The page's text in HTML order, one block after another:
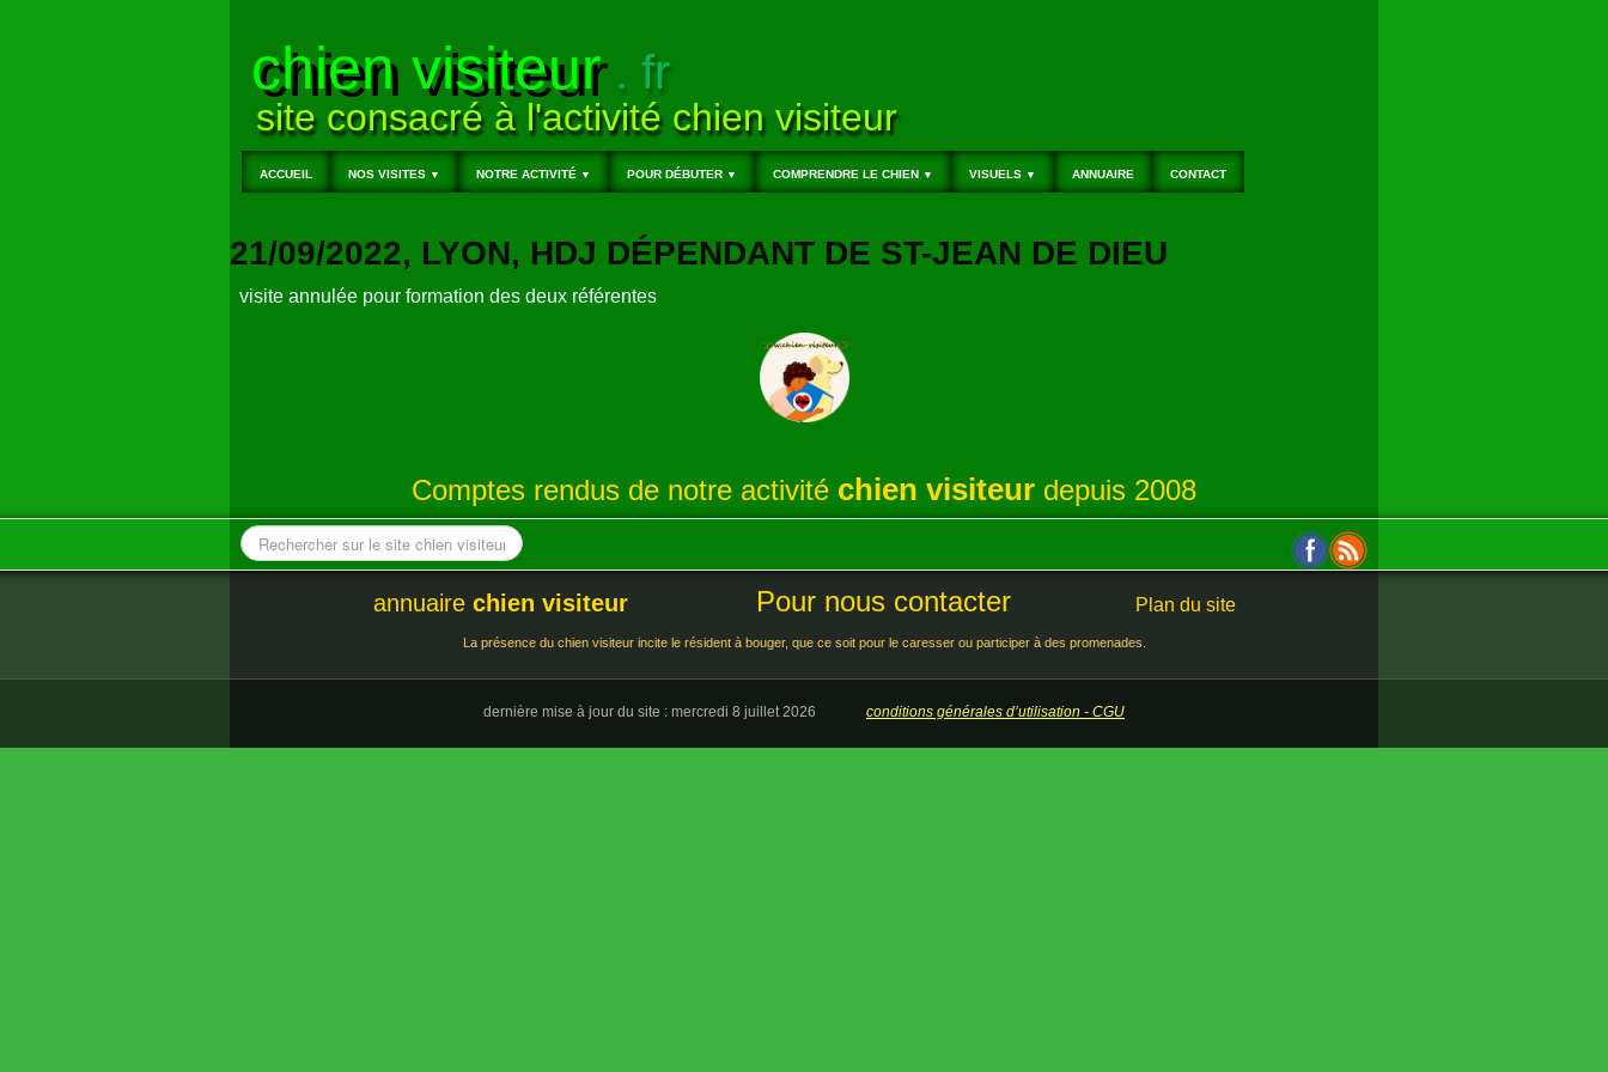
chien visiteur. fr
site consacré à l'activité chien visiteur
ACCUEIL NOS VISITES ▼ NOTRE ACTIVITÉ ▼ POUR DÉBUTER ▼ COMPRENDRE LE CHIEN ▼ VISUELS ▼ ANNUAIRE CONTACT
21/09/2022, LYON, HDJ DÉPENDANT DE ST-JEAN DE DIEU
visite annulée pour formation des deux référentes
Comptes rendus de notre activité chien visiteur depuis 2008
annuaire chien visiteur Pour nous contacter Plan du site
La présence du chien visiteur incite le résident à bouger, que ce soit pour le caresser ou participer à des promenades.
dernière mise à jour du site : mercredi 8 juillet 2026 conditions générales d’utilisation - CGU